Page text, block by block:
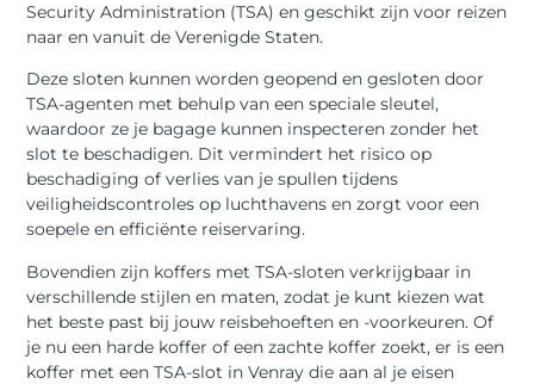
Security Administration (TSA) en geschikt zijn voor reizen
naar en vanuit de Verenigde Staten.
Deze sloten kunnen worden geopend en gesloten door
TSA-agenten met behulp van een speciale sleutel,
waardoor ze je bagage kunnen inspecteren zonder het
slot te beschadigen. Dit vermindert het risico op
beschadiging of verlies van je spullen tijdens
veiligheidscontroles op luchthavens en zorgt voor een
soepele en efficiënte reiservaring.
Bovendien zijn koffers met TSA-sloten verkrijgbaar in
verschillende stijlen en maten, zodat je kunt kiezen wat
het beste past bij jouw reisbehoeften en -voorkeuren. Of
je nu een harde koffer of een zachte koffer zoekt, er is een
koffer met een TSA-slot in Venray die aan al je eisen